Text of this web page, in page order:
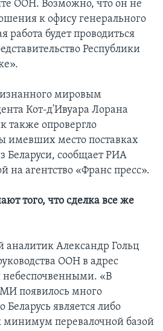
ООН. Возможно, что он не
к офису генерального
работа будет проводиться
Республики
мировым
Кот-д'Ивуара Лорана
также опровергло
имевших место поставках
Беларуси, сообщает РИА
на агентство «Франс пресс».
того, что сделка все же
аналитик Александр Гольц
ООН в адрес
небеспочвенными. «В
появилось много
является либо
минимум перевалочной базой